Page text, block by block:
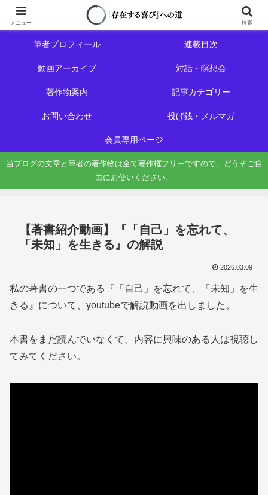
初めての方へ
筆者プロフィール 連載目次
動画アーカイブ 対話・瞑想会
著作物案内 記事カテゴリー
お問い合わせ 投げ銭・メルマガ
会員専用ページ
当ブログの文章と筆者の著作物は全て著作権フリーですので、どうぞご自
由にお使いください。
【著書紹介動画】『「自己」を忘れて、
「未知」を生きる』の解説
2026.03.09
私の著書の一つである『「自己」を忘れて、「未知」を生
きる』について、youtubeで解説動画を出しました。
本書をまだ読んでいなくて、内容に興味のある人は視聴し
てみてください。
メニュー 検索